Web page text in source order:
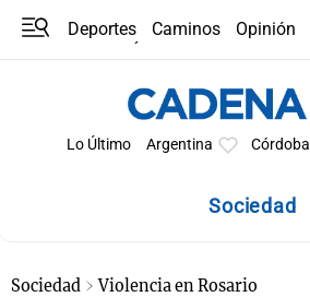
Deportes Caminos
Opinión
Lo Último Argentina Córdoba
Sociedad
Sociedad Violencia en Rosario